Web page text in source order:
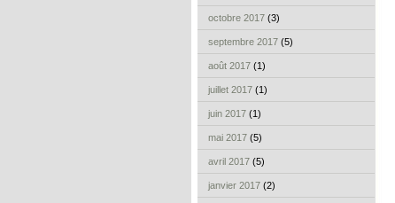
octobre 2017 (3)
septembre 2017 (5)
août 2017 (1)
juillet 2017 (1)
juin 2017 (1)
mai 2017 (5)
avril 2017 (5)
janvier 2017 (2)